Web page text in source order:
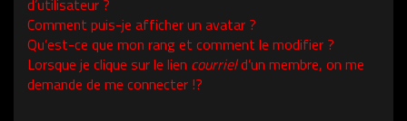
d’utilisateur ?
Comment puis-je afficher un avatar ?
Qu’est-ce que mon rang et comment le modifier ?
Lorsque je clique sur le lien courrield’un membre, on me
demande de me connecter !?